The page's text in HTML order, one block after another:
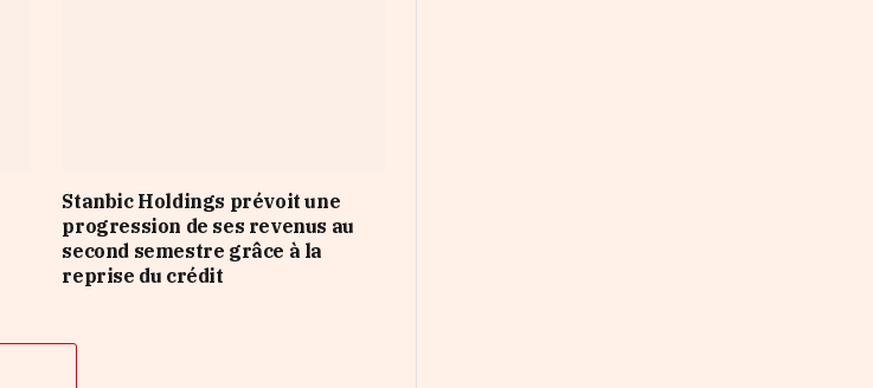
Stanbic Holdings prévoit une
progression de ses revenus au
second semestre grâce à la
reprise du crédit